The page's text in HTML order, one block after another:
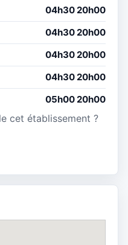
04h30 20h00
04h30 20h00
04h30 20h00
04h30 20h00
05h00 20h00
cet établissement ?